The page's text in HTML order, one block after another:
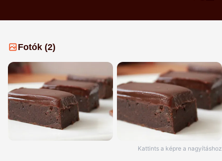
Fotók (2)
Kattints a képre a nagyításhoz